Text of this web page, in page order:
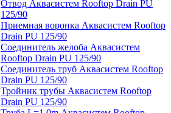
Отвод Аквасистем Rooftop Drain PU
125/90
Приемная воронка Аквасистем Rooftop
Drain PU 125/90
Соединитель желоба Аквасистем
Rooftop Drain PU 125/90
Соединитель труб Аквасистем Rooftop
Drain PU 125/90
Тройник трубы Аквасистем Rooftop
Drain PU 125/90